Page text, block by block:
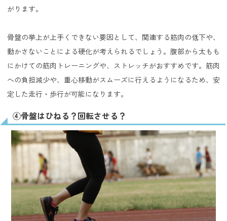
がります。
骨盤の挙上が上手くできない要因として、関連する筋肉の低下や、
動かさないことによる硬化が考えられるでしょう。腹部から太もも
にかけての筋肉トレーニングや、ストレッチがおすすめです。筋肉
への負担減少や、重心移動がスムーズに行えるようになるため、安
定した走行・歩行が可能になります。
④骨盤はひねる？回転させる？